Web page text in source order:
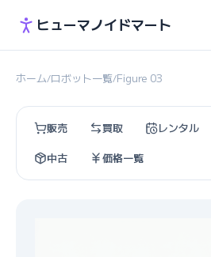
ヒューマノイドマート
ホーム/ロボット一覧/Figure 03
販売 買取 レンタル
中古
価格一覧